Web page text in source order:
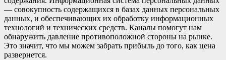
— совокупность содержащихся в базах данных персональных
данных, и обеспечивающих их обработку информационных
технологий и технических средств. Каналы помогут нам
обнаружить давление противоположной стороны на рынке.
Это значит, что мы можем забрать прибыль до того, как цена
развернется.